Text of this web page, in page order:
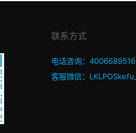
联系方式
电话咨询：4006689516
客服微信：LKLPOSkefu_